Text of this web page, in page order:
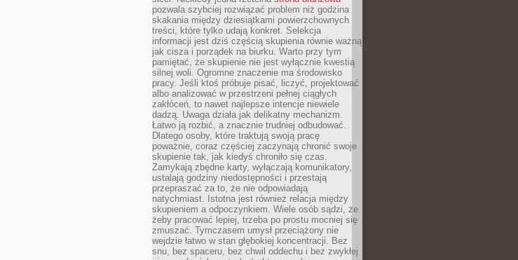
pozwala szybciej rozwiązać problem niż godzina
skakania między dziesiątkami powierzchownych
treści, które tylko udają konkret. Selekcja
informacji jest dziś częścią skupienia równie ważną
jak cisza i porządek na biurku. Warto przy tym
pamiętać, że skupienie nie jest wyłącznie kwestią
silnej woli. Ogromne znaczenie ma środowisko
pracy. Jeśli ktoś próbuje pisać, liczyć, projektować
albo analizować w przestrzeni pełnej ciągłych
zakłóceń, to nawet najlepsze intencje niewiele
dadzą. Uwaga działa jak delikatny mechanizm.
Łatwo ją rozbić, a znacznie trudniej odbudować.
Dlatego osoby, które traktują swoją pracę
poważnie, coraz częściej zaczynają chronić swoje
skupienie tak, jak kiedyś chroniło się czas.
Zamykają zbędne karty, wyłączają komunikatory,
ustalają godziny niedostępności i przestają
przepraszać za to, że nie odpowiadają
natychmiast. Istotna jest również relacja między
skupieniem a odpoczynkiem. Wiele osób sądzi, że
żeby pracować lepiej, trzeba po prostu mocniej się
zmuszać. Tymczasem umysł przeciążony nie
wejdzie łatwo w stan głębokiej koncentracji. Bez
snu, bez spaceru, bez chwil oddechu i bez zwykłej